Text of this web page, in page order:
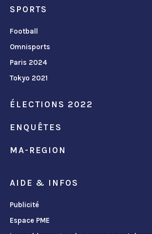
SPORTS
Football
Omnisports
Paris 2024
Tokyo 2021
ÉLECTIONS 2022
ENQUÊTES
MA-REGION
AIDE & INFOS
Publicité
Espace PME